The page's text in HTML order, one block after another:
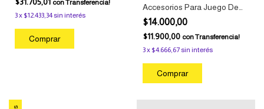
conTransferencia!
3x $12.433,34sin interés
Accesorios Para Juego De
Roles
$14.000,00
$11.900,00 conTransferencia!
3x $4.666,67sin interés